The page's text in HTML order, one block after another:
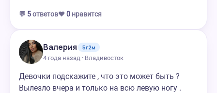
💬 5ответов❤️ 0 нравится
Валерия
5г2м
4 года назад · Владивосток
Девочки подскажите , что это может быть ?
Вылезло вчера и только на всю левую ногу .